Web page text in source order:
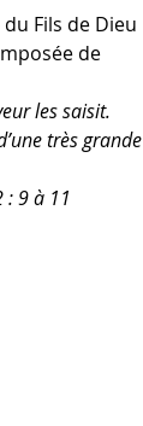
Fils de Dieu
de
les saisit.
très grande
: 9 à 11